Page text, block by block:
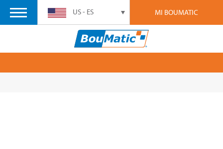
MI BOUMATIC
US - ES